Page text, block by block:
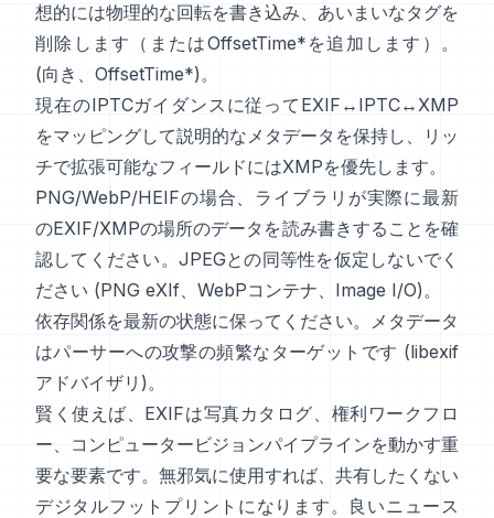
想的には物理的な回転を書き込み、あいまいなタグを
削除します（またはOffsetTime*を追加します）。
(向き 、 OffsetTime*)。
現在のIPTCガイダンスに従ってEXIF↔IPTC↔XMP
をマッピングして説明的なメタデータを保持し、リッ
チで拡張可能なフィールドにはXMPを優先します。
PNG/WebP/HEIFの場合、ライブラリが実際に最新
のEXIF/XMPの場所のデータを読み書きすることを確
認してください。JPEGとの同等性を仮定しないでく
ださい (PNG eXIf、 WebPコンテナ、 Image I/O)。
依存関係を最新の状態に保ってください。メタデータ
はパーサーへの攻撃の頻繁なターゲットです (libexif
アドバイザリ )。
賢く使えば、EXIFは写真カタログ、権利ワークフロ
ー、コンピュータービジョンパイプラインを動かす重
要な要素です。無邪気に使用すれば、共有したくない
デジタルフットプリントになります。良いニュース